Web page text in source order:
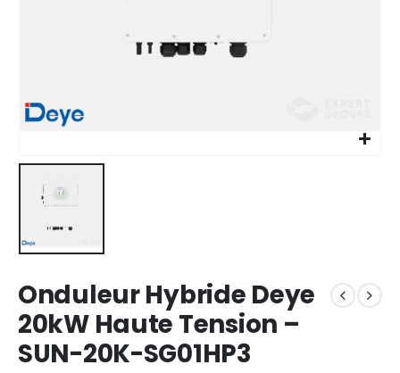
Onduleur Hybride Deye
20kW Haute Tension –
SUN-20K-SG01HP3